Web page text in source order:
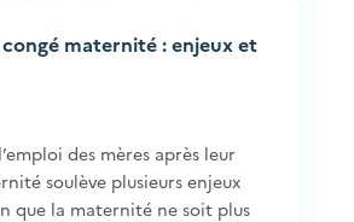
maternité : enjeux et
des mères après leur
soulève plusieurs enjeux
que la maternité ne soit plus